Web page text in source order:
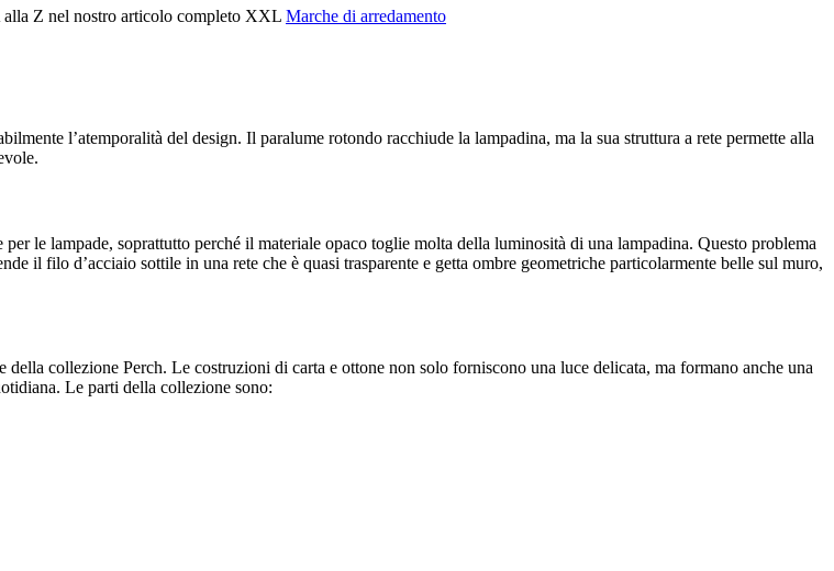
alla Z nel nostro articolo completo XXL Marche di arredamento
l’atemporalità del design. Il paralume rotondo racchiude la lampadina, ma la sua struttura a rete permette alla
le lampade, soprattutto perché il materiale opaco toglie molta della luminosità di una lampadina. Questo problema
il filo d’acciaio sottile in una rete che è quasi trasparente e getta ombre geometriche particolarmente belle sul muro,
collezione Perch. Le costruzioni di carta e ottone non solo forniscono una luce delicata, ma formano anche una
Le parti della collezione sono: